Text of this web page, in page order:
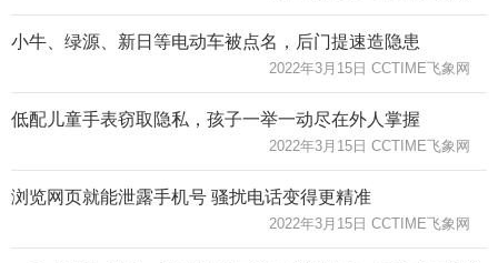
小牛、绿源、新日等电动车被点名，后门提速造隐患
2022年3月15日 CCTIME飞象网
低配儿童手表窃取隐私，孩子一举一动尽在外人掌握
2022年3月15日 CCTIME飞象网
浏览网页就能泄露手机号 骚扰电话变得更精准
2022年3月15日 CCTIME飞象网